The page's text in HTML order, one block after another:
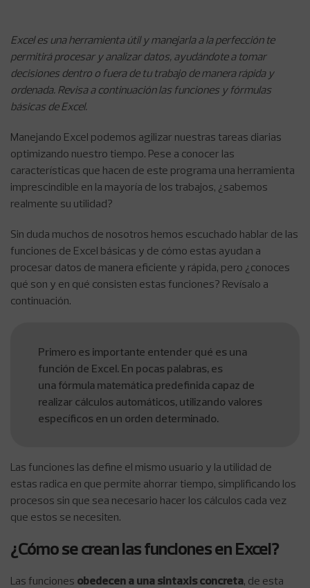
Excel es una herramienta útil y manejarla a la perfección te
permitirá procesar y analizar datos, ayudándote a tomar
decisiones dentro o fuera de tu trabajo de manera rápida y
ordenada. Revisa a continuación las funciones y fórmulas
básicas de Excel.
Manejando Excel podemos agilizar nuestras tareas diarias
optimizando nuestro tiempo. Pese a conocer las
características que hacen de este programa una herramienta
imprescindible en la mayoría de los trabajos, ¿sabemos
realmente su utilidad?
Sin duda muchos de nosotros hemos escuchado hablar de las
funciones de Excel básicas y de cómo estas ayudan a
procesar datos de manera eficiente y rápida, pero ¿conoces
qué son y en qué consisten estas funciones? Revísalo a
continuación.
Primero es importante entender qué es una
función de Excel. En pocas palabras, es
una fórmula matemática predefinida capaz de
realizar cálculos automáticos, utilizando valores
específicos en un orden determinado.
Las funciones las define el mismo usuario y la utilidad de
estas radica en que permite ahorrar tiempo, simplificando los
procesos sin que sea necesario hacer los cálculos cada vez
que estos se necesiten.
¿Cómo se crean las funciones en Excel?
Las funciones obedecen a una sintaxis concreta, de esta